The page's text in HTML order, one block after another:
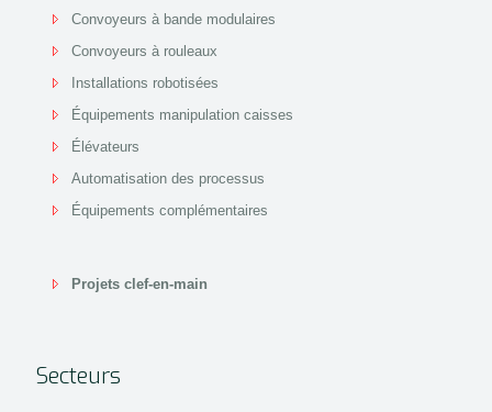
Convoyeurs à bande modulaires
Convoyeurs à rouleaux
Installations robotisées
Équipements manipulation caisses
Élévateurs
Automatisation des processus
Équipements complémentaires
Projets clef-en-main
Secteurs